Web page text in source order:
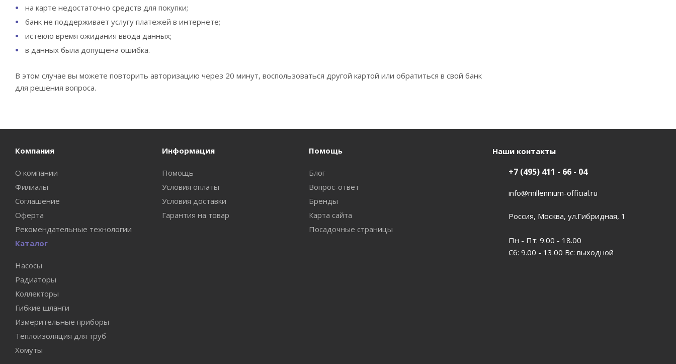
на карте недостаточно средств для покупки;
банк не поддерживает услугу платежей в интернете;
истекло время ожидания ввода данных;
в данных была допущена ошибка.
В этом случае вы можете повторить авторизацию через 20 минут, воспользоваться другой картой или обратиться в свой банк
для решения вопроса.
Компания
О компании
Филиалы
Соглашение
Оферта
Рекомендательные технологии
Информация
Помощь
Условия оплаты
Условия доставки
Гарантия на товар
Помощь
Блог
Вопрос-ответ
Бренды
Карта сайта
Посадочные страницы
Каталог
Насосы
Радиаторы
Коллекторы
Гибкие шланги
Измерительные приборы
Теплоизоляция для труб
Хомуты
Наши контакты
+7 (495) 411 - 66 - 04
info@millennium-official.ru
Россия, Москва, ул.Гибридная, 1
Пн - Пт: 9.00 - 18.00
Сб: 9.00 - 13.00 Вс: выходной